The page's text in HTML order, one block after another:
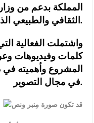
المملكة بدعم من
الثقافي والطبيعي الذي يتميز به الأردن.
واشتملت الفعالية
كلمات وفيديوهات
المشروع وأهميته في
في مجال التصوير.